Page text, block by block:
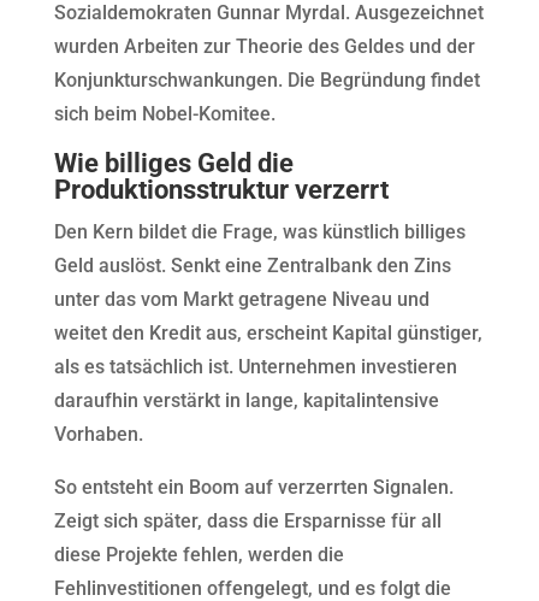
Sozialdemokraten Gunnar Myrdal. Ausgezeichnet
wurden Arbeiten zur Theorie des Geldes und der
Konjunkturschwankungen. Die Begründung findet
sich beim Nobel-Komitee.
Wie billiges Geld die
Produktionsstruktur verzerrt
Den Kern bildet die Frage, was künstlich billiges
Geld auslöst. Senkt eine Zentralbank den Zins
unter das vom Markt getragene Niveau und
weitet den Kredit aus, erscheint Kapital günstiger,
als es tatsächlich ist. Unternehmen investieren
daraufhin verstärkt in lange, kapitalintensive
Vorhaben.
So entsteht ein Boom auf verzerrten Signalen.
Zeigt sich später, dass die Ersparnisse für all
diese Projekte fehlen, werden die
Fehlinvestitionen offengelegt, und es folgt die